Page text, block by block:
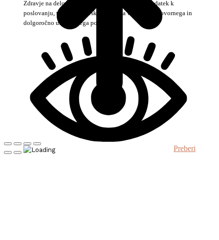
Zdravje na delovnem mestu danes ni več zgolj dodatek k
poslovanju, temveč strateška prioriteta vsakega odgovornega in
dolgoročno usmerjenega podjetja.
Preberi